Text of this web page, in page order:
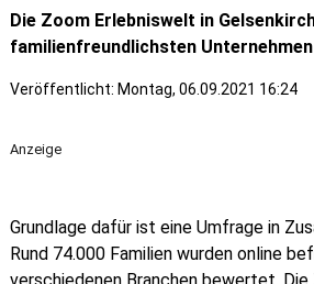
Die Zoom Erlebniswelt in
familienfreundlichsten
Veröffentlicht: Montag, 06.09.2021 16:24
Anzeige
Grundlage dafür ist eine Umfrage in
Rund 74.000 Familien wurden online